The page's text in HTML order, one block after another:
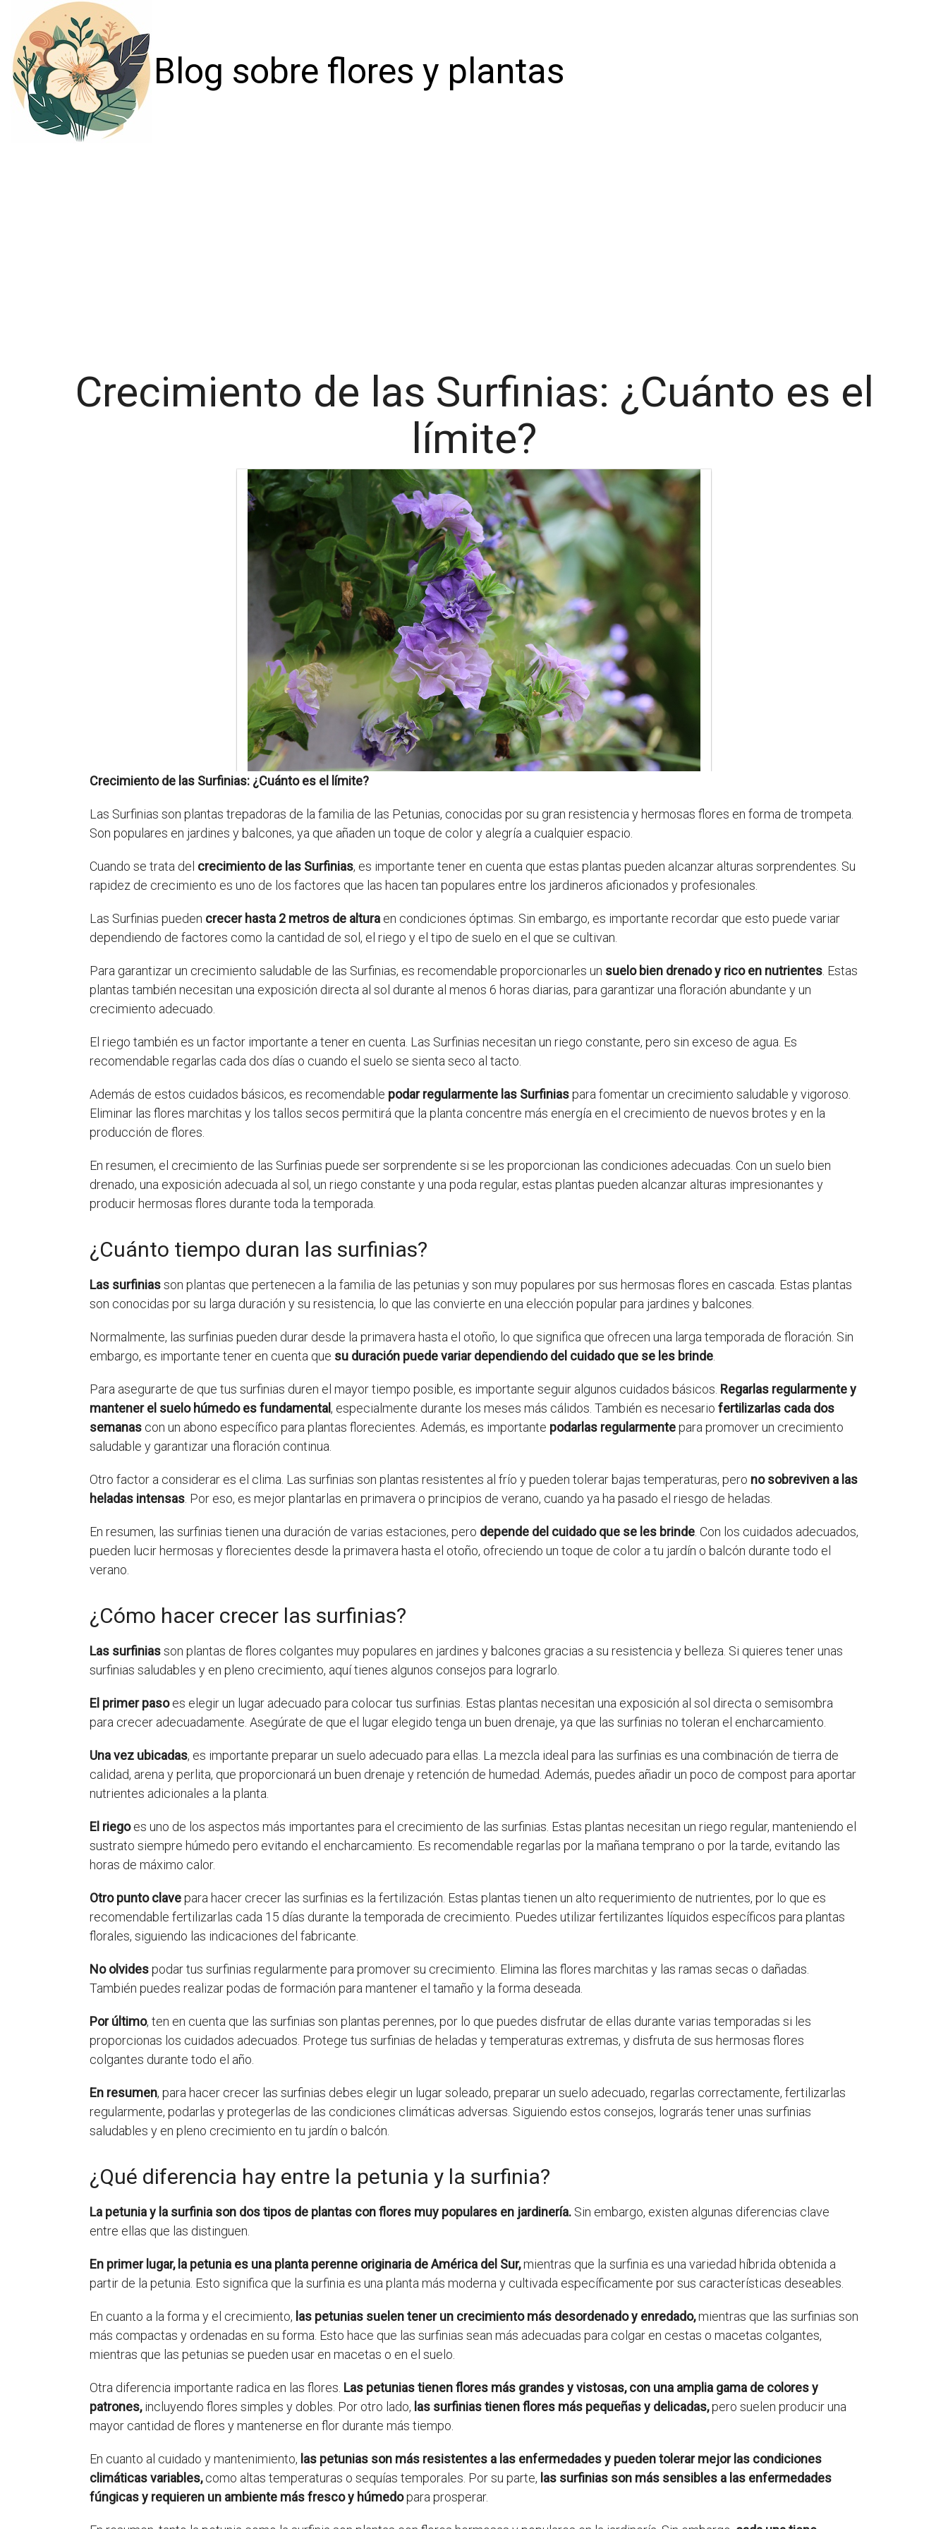
Blog sobre flores y plantas
Crecimiento de las Surfinias: ¿Cuánto es el
límite?
Crecimiento de las Surfinias: ¿Cuánto es el límite?
Las Surfinias son plantas trepadoras de la familia de las Petunias, conocidas por su gran resistencia y hermosas flores en forma de trompeta.
Son populares en jardines y balcones, ya que añaden un toque de color y alegría a cualquier espacio.
Cuando se trata del crecimiento de las Surfinias, es importante tener en cuenta que estas plantas pueden alcanzar alturas sorprendentes. Su
rapidez de crecimiento es uno de los factores que las hacen tan populares entre los jardineros aficionados y profesionales.
Las Surfinias pueden crecer hasta 2 metros de altura en condiciones óptimas. Sin embargo, es importante recordar que esto puede variar
dependiendo de factores como la cantidad de sol, el riego y el tipo de suelo en el que se cultivan.
Para garantizar un crecimiento saludable de las Surfinias, es recomendable proporcionarles un suelo bien drenado y rico en nutrientes . Estas
plantas también necesitan una exposición directa al sol durante al menos 6 horas diarias, para garantizar una floración abundante y un
crecimiento adecuado.
El riego también es un factor importante a tener en cuenta. Las Surfinias necesitan un riego constante, pero sin exceso de agua. Es
recomendable regarlas cada dos días o cuando el suelo se sienta seco al tacto.
Además de estos cuidados básicos, es recomendable podar regularmente las Surfiniaspara fomentar un crecimiento saludable y vigoroso.
Eliminar las flores marchitas y los tallos secos permitirá que la planta concentre más energía en el crecimiento de nuevos brotes y en la
producción de flores.
En resumen, el crecimiento de las Surfinias puede ser sorprendente si se les proporcionan las condiciones adecuadas. Con un suelo bien
drenado, una exposición adecuada al sol, un riego constante y una poda regular, estas plantas pueden alcanzar alturas impresionantes y
producir hermosas flores durante toda la temporada.
¿Cuánto tiempo duran las surfinias?
Las surfiniasson plantas que pertenecen a la familia de las petunias y son muy populares por sus hermosas flores en cascada. Estas plantas
son conocidas por su larga duración y su resistencia, lo que las convierte en una elección popular para jardines y balcones.
Normalmente, las surfinias pueden durar desde la primavera hasta el otoño, lo que significa que ofrecen una larga temporada de floración. Sin
embargo, es importante tener en cuenta que su duración puede variar dependiendo del cuidado que se les brinde
Para asegurarte de que tus surfinias duren el mayor tiempo posible, es importante seguir algunos cuidados básicos. Regarlas regularmente y
mantener el suelo húmedo es fundamental, especialmente durante los meses más cálidos. También es necesario fertilizarlas cada dos
semanas con un abono específico para plantas florecientes. Además, es importante podarlas regularmentepara promover un crecimiento
saludable y garantizar una floración continua.
Otro factor a considerar es el clima. Las surfinias son plantas resistentes al frío y pueden tolerar bajas temperaturas, pero no sobreviven a las
heladas intensas . Por eso, es mejor plantarlas en primavera o principios de verano, cuando ya ha pasado el riesgo de heladas.
En resumen, las surfinias tienen una duración de varias estaciones, pero depende del cuidado que se les brinde . Con los cuidados adecuados,
pueden lucir hermosas y florecientes desde la primavera hasta el otoño, ofreciendo un toque de color a tu jardín o balcón durante todo el
verano.
¿Cómo hacer crecer las surfinias?
Las surfiniasson plantas de flores colgantes muy populares en jardines y balcones gracias a su resistencia y belleza. Si quieres tener unas
surfinias saludables y en pleno crecimiento, aquí tienes algunos consejos para lograrlo.
El primer pasoes elegir un lugar adecuado para colocar tus surfinias. Estas plantas necesitan una exposición al sol directa o semisombra
para crecer adecuadamente. Asegúrate de que el lugar elegido tenga un buen drenaje, ya que las surfinias no toleran el encharcamiento.
Una vez ubicadas, es importante preparar un suelo adecuado para ellas. La mezcla ideal para las surfinias es una combinación de tierra de
calidad, arena y perlita, que proporcionará un buen drenaje y retención de humedad. Además, puedes añadir un poco de compost para aportar
nutrientes adicionales a la planta.
El riegoes uno de los aspectos más importantes para el crecimiento de las surfinias. Estas plantas necesitan un riego regular, manteniendo el
sustrato siempre húmedo pero evitando el encharcamiento. Es recomendable regarlas por la mañana temprano o por la tarde, evitando las
horas de máximo calor.
Otro punto clavepara hacer crecer las surfinias es la fertilización. Estas plantas tienen un alto requerimiento de nutrientes, por lo que es
recomendable fertilizarlas cada 15 días durante la temporada de crecimiento. Puedes utilizar fertilizantes líquidos específicos para plantas
florales, siguiendo las indicaciones del fabricante.
No olvidespodar tus surfinias regularmente para promover su crecimiento. Elimina las flores marchitas y las ramas secas o dañadas.
También puedes realizar podas de formación para mantener el tamaño y la forma deseada.
Por último, ten en cuenta que las surfinias son plantas perennes, por lo que puedes disfrutar de ellas durante varias temporadas si les
proporcionas los cuidados adecuados. Protege tus surfinias de heladas y temperaturas extremas, y disfruta de sus hermosas flores
colgantes durante todo el año.
En resumen, para hacer crecer las surfinias debes elegir un lugar soleado, preparar un suelo adecuado, regarlas correctamente, fertilizarlas
regularmente, podarlas y protegerlas de las condiciones climáticas adversas. Siguiendo estos consejos, lograrás tener unas surfinias
saludables y en pleno crecimiento en tu jardín o balcón.
¿Qué diferencia hay entre la petunia y la surfinia?
La petunia y la surfinia son dos tipos de plantas con flores muy populares en jardinería. Sin embargo, existen algunas diferencias clave
entre ellas que las distinguen.
En primer lugar, la petunia es una planta perenne originaria de América del Sur,mientras que la surfinia es una variedad híbrida obtenida a
partir de la petunia. Esto significa que la surfinia es una planta más moderna y cultivada específicamente por sus características deseables.
En cuanto a la forma y el crecimiento, las petunias suelen tener un crecimiento más desordenado y enredado,mientras que las surfinias son
más compactas y ordenadas en su forma. Esto hace que las surfinias sean más adecuadas para colgar en cestas o macetas colgantes,
mientras que las petunias se pueden usar en macetas o en el suelo.
Otra diferencia importante radica en las flores. Las petunias tienen flores más grandes y vistosas, con una amplia gama de colores y
patrones,incluyendo flores simples y dobles. Por otro lado, las surfinias tienen flores más pequeñas y delicadas,pero suelen producir una
mayor cantidad de flores y mantenerse en flor durante más tiempo.
En cuanto al cuidado y mantenimiento, las petunias son más resistentes a las enfermedades y pueden tolerar mejor las condiciones
climáticas variables,como altas temperaturas o sequías temporales. Por su parte, las surfinias son más sensibles a las enfermedades
fúngicas y requieren un ambiente más fresco y húmedopara prosperar.